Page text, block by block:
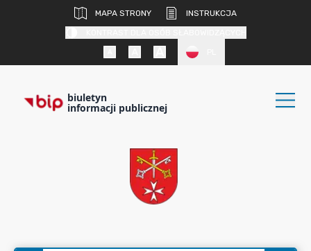
MAPA STRONY
INSTRUKCJA
biuletyn
informacji publicznej